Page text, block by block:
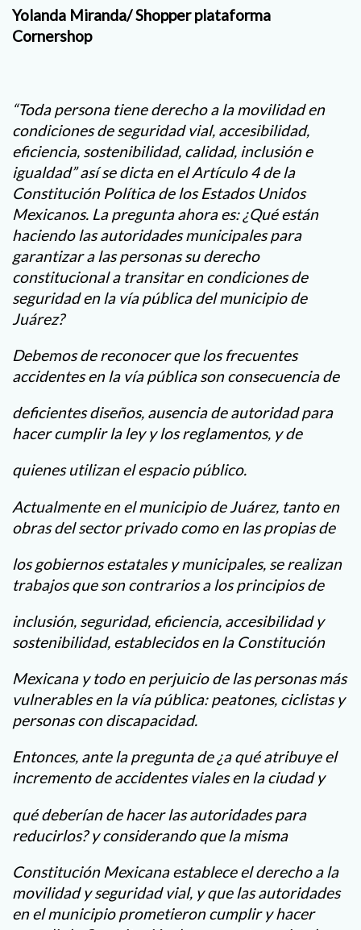
Yolanda Miranda/ Shopper plataforma
Cornershop
“Toda persona tiene derecho a la movilidad en
condiciones de seguridad vial, accesibilidad,
eficiencia, sostenibilidad, calidad, inclusión e
igualdad” así se dicta en el Artículo 4 de la
Constitución Política de los Estados Unidos
Mexicanos. La pregunta ahora es: ¿Qué están
haciendo las autoridades municipales para
garantizar a las personas su derecho
constitucional a transitar en condiciones de
seguridad en la vía pública del municipio de
Juárez?
Debemos de reconocer que los frecuentes
accidentes en la vía pública son consecuencia de
deficientes diseños, ausencia de autoridad para
hacer cumplir la ley y los reglamentos, y de
quienes utilizan el espacio público.
Actualmente en el municipio de Juárez, tanto en
obras del sector privado como en las propias de
los gobiernos estatales y municipales, se realizan
trabajos que son contrarios a los principios de
inclusión, seguridad, eficiencia, accesibilidad y
sostenibilidad, establecidos en la Constitución
Mexicana y todo en perjuicio de las personas más
vulnerables en la vía pública: peatones, ciclistas y
personas con discapacidad.
Entonces, ante la pregunta de ¿a qué atribuye el
incremento de accidentes viales en la ciudad y
qué deberían de hacer las autoridades para
reducirlos? y considerando que la misma
Constitución Mexicana establece el derecho a la
movilidad y seguridad vial, y que las autoridades
en el municipio prometieron cumplir y hacer